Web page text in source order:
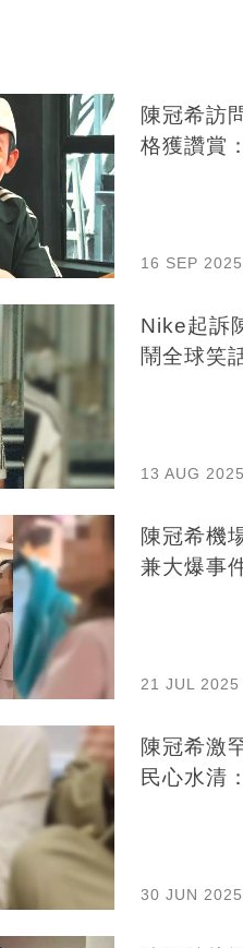
陳冠希訪
格獲讚賞
16 SEP 2025
Nike起訴
鬧全球笑
13 AUG 2025
陳冠希機
兼大爆事
21 JUL 2025
陳冠希激
民心水清
30 JUN 2025